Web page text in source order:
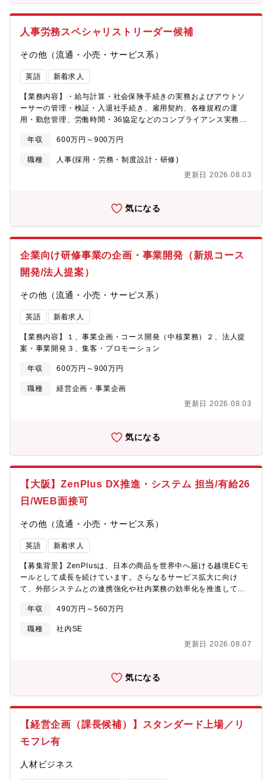
まずはサポートメンバーからスタートしていただきます。・スキ
く想定です。技術選定から全社導入まで裁量とスピード感をもっ
物像】・挑戦する意欲を持ち続けられる人・目的思考で動ける
られる人
採用戦略設計から施策実行まで、一貫して携わることで、 総合
デジタルマーケティングカンパニーです。・「人材×Webマーケテ
広いソリューションを内製＋外部連携で提供・平均年齢29.5歳。
若手が管理職を担うフラットな組織＜＜HRソリューション例＞＞
○Recruiting Cloud：母集団形成の課題を解決｜10→100フェー
ズ 採用マーケティングや広告運用の知見を駆使しながら お客
様の採用に繋がる応募者の獲得を目指します○RPO：お客様の採用
担当者としての支援｜0→1フェーズ 「スカウトが送るリソース
際に支援して解決を目指します○リクルーティングクラブ：人事の
を提供し、 人事に関する様々な悩みをセミナーや参加者の交流
を通じて 横の繋がりをつくり、解消を目指します【求める人物
能力があり、主体的に行動できる方また同社は、従業員の健康増
人事労務スペシャリストリーダー候補
その他（流通・小売・サービス系）
英語 新着求人
【業務内容】・給与計算・社会保険手続きの実務およびアウトソ
ーサーの管理・検証・入退社手続き、雇用契約、各種規程の運
用・勤怠管理、労働時間・36協定などのコンプライアンス実務・
ラスメント相談、休職・復職対応など）・人事評価・昇給・昇格
プロセスの運用管理と、管理職へのコンサルテーション・管理職
向けの労務管理教育、派遣スタッフのマネジメント・就業規則・
人事諸規程の改定プロジェクト・人材育成・研修体系の設計と運
ネスラインとの連携、エンゲージメントサーベイの国内展開など
年収 600万円～900万円
職種
人事(採用・労務・制度設計・研修)
更新日 2026.08.03
気になる
企業向け研修事業の企画・事業開発（新規コース
開発/法人提案）
その他（流通・小売・サービス系）
英語 新着求人
【業務内容】１、事業企画・コース開発（中核業務）２、法人提
案・事業開発３、集客・プロモーション
年収 600万円～900万円
職種
経営企画・事業企画
更新日 2026.08.03
気になる
【大阪】ZenPlus DX推進・システム 担当/有給26
日/WEB面接可
その他（流通・小売・サービス系）
英語 新着求人
【募集背景】ZenPlusは、日本の商品を世界中へ届ける越境ECモ
ールとして成長を続けています。さらなるサービス拡大に向け
て、外部システムとの連携強化や社内業務の効率化を推進してお
パートナーとのシステム連携に関する調整・運用サポートをはじ
め、社内の業務フロー改善や自動化の推進に携わっていただきま
す。日々の業務をよりスムーズにし、チーム全体の生産性向上に
貢献できる重要な役割です。「ITの知識を活かして業務改善に取
ビスを支えながら、自身のスキルや経験を広げていけるやりがい
の窓口として、仕様確認や技術的な問い合わせ対応、連携時の調
用サポート、開発チームとの連携・外部システムとのデータ連
携・運用フローの改善および最適化・チーム内の定型業務やオペ
の整理・改善提案を行い、DX推進に向けた仕組みづくりに参加・
年収 490万円～560万円
職種
社内SE
更新日 2026.08.07
気になる
【経営企画（課長候補）】スタンダード上場／リ
モフレ有
人材ビジネス